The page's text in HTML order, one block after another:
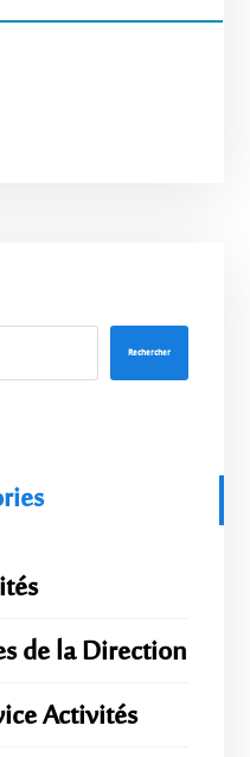
Rechercher
de la Direction
Activités